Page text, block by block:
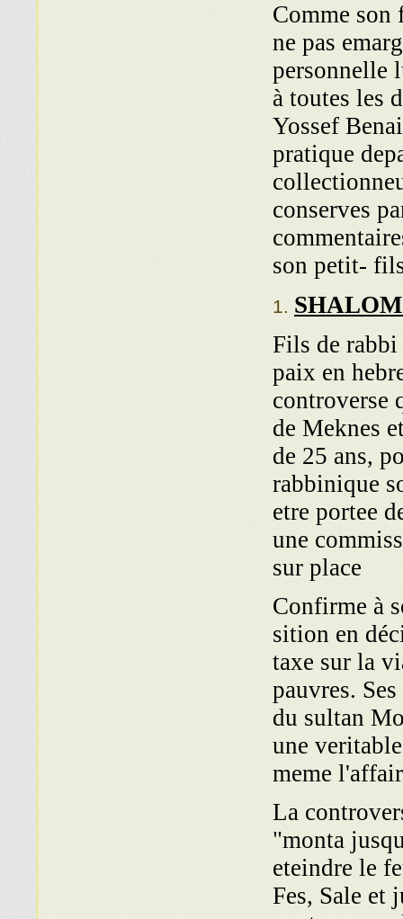
Comme
ne pas
personnelle
à toutes les
Yossef
pratique
conserves
son petit-
Fils de
paix en
controverse
de Meknes
de 25 ans,
rabbinique
etre portee
une
sur place
Confirme à
sition en
taxe sur la
pauvres.
du sultan
une
meme
La
"monta
eteindre le
Fes, Sale et